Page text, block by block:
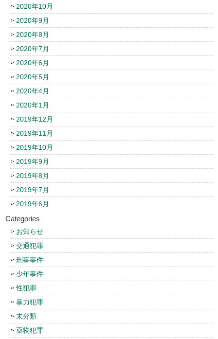
2020年10月
2020年9月
2020年8月
2020年7月
2020年6月
2020年5月
2020年4月
2020年1月
2019年12月
2019年11月
2019年10月
2019年9月
2019年8月
2019年7月
2019年6月
Categories
お知らせ
交通犯罪
刑事事件
少年事件
性犯罪
暴力犯罪
未分類
薬物犯罪